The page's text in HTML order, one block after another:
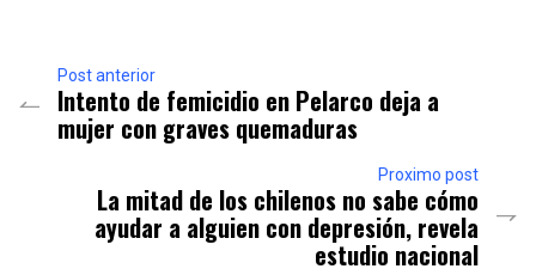
Post anterior
Intento de femicidio en Pelarco deja a
mujer con graves quemaduras
Proximo post
La mitad de los chilenos no sabe cómo
ayudar a alguien con depresión, revela
estudio nacional